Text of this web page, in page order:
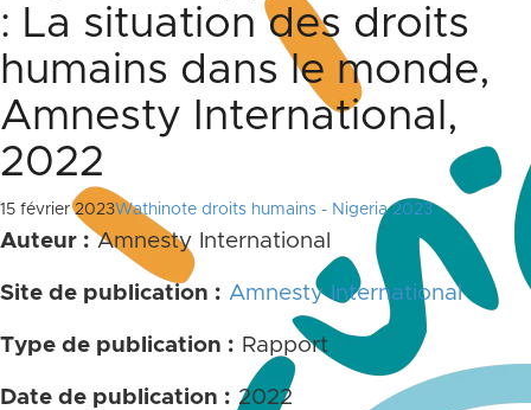
: La situation des droits
humains dans le monde,
Amnesty International,
2022
15 février 2023Wathinote droits humains - Nigeria 2023
Auteur : Amnesty International
Site de publication : Amnesty International
Type de publication : Rapport
Date de publication : 2022